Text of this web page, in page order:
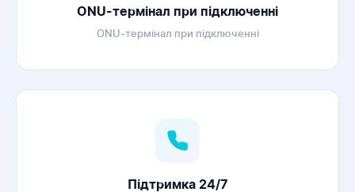
ONU-термінал при підключенні
ONU-термінал при підключенні
Підтримка 24/7